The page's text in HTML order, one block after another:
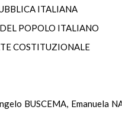
ITALIANA
POPOLO ITALIANO
COSTITUZIONALE
BUSCEMA, Emanuela